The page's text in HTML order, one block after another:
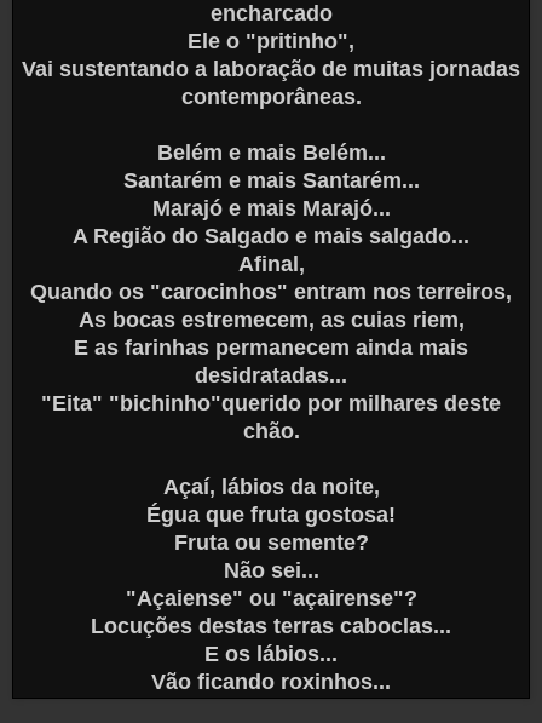
encharcado
Ele o "pritinho",
Vai sustentando a laboração de muitas jornadas
contemporâneas.
Belém e mais Belém...
Santarém e mais Santarém...
Marajó e mais Marajó...
A Região do Salgado e mais salgado...
Afinal,
Quando os "carocinhos" entram nos terreiros,
As bocas estremecem, as cuias riem,
E as farinhas permanecem ainda mais
desidratadas...
"Eita" "bichinho"querido por milhares deste
chão.
Açaí, lábios da noite,
Égua que fruta gostosa!
Fruta ou semente?
Não sei...
"Açaiense" ou "açairense"?
Locuções destas terras caboclas...
E os lábios...
Vão ficando roxinhos...